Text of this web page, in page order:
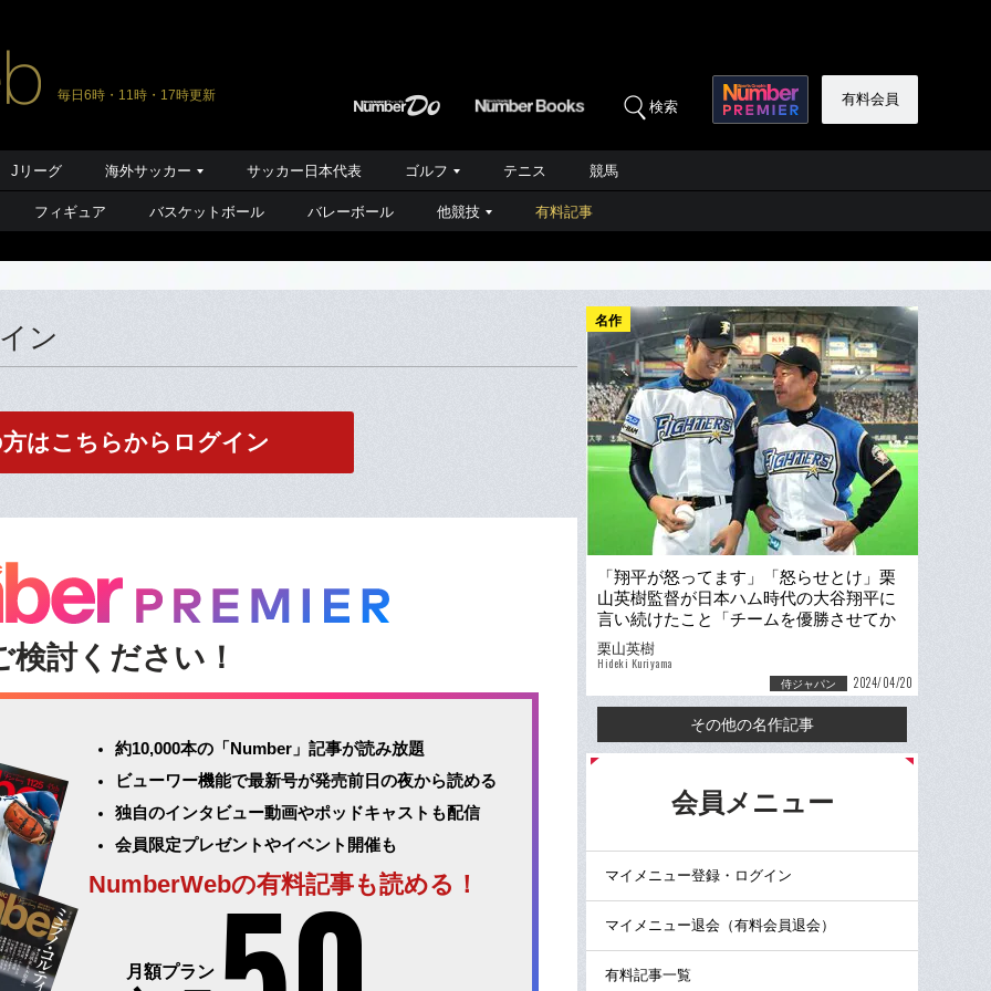
毎日6時・11時・17時更新
検索 有料会員
Jリーグ 海外サッカー サッカー日本代表 ゴルフ テニス 競馬
フィギュア バスケットボール バレーボール 他競技 有料記事
ン
はこちらからログイン
検討ください！
約10,000本の「Number」記事が読み放題
ビューワー機能で最新号が発売前日の夜から読める
独自のインタビュー動画やポッドキャストも配信
会員限定プレゼントやイベント開催も
NumberWebの有料記事も読める！
月額プラン
名作
「翔平が怒ってます」「怒らせとけ」栗
山英樹監督が日本ハム時代の大谷翔平に
言い続けたこと「チームを優勝させてか
ら行け。なぜなら…」
栗山英樹
Hideki Kuriyama
侍ジャパン 2024/04/20
その他の名作記事
会員メニュー
マイメニュー登録・ログイン
マイメニュー退会（有料会員退会）
有料記事一覧